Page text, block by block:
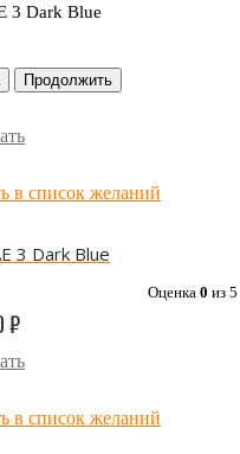
3 Dark Blue
Продолжить
в список желаний
3 Dark Blue
Оценка 0 из 5
₽
в список желаний